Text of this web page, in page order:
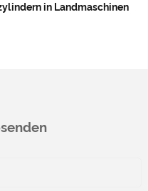
in Landmaschinen